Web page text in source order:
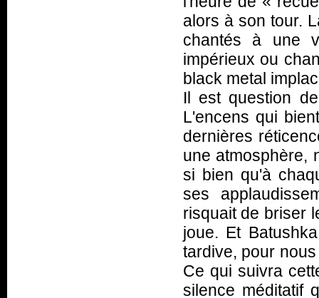
alors à son tour.
chantés à une
impérieux ou
black metal
Il est question
L'encens qui
dernières
une atmosphère,
si bien qu'à
ses
risquait de briser
joue. Et
tardive, pour
Ce qui suivra
silence méditatif